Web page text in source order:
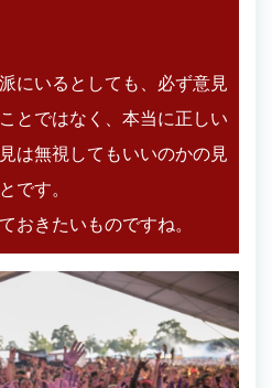
にいるとしても、必ず意見
とではなく、本当に正しい
は無視してもいいのかの見
です。
おきたいものですね。